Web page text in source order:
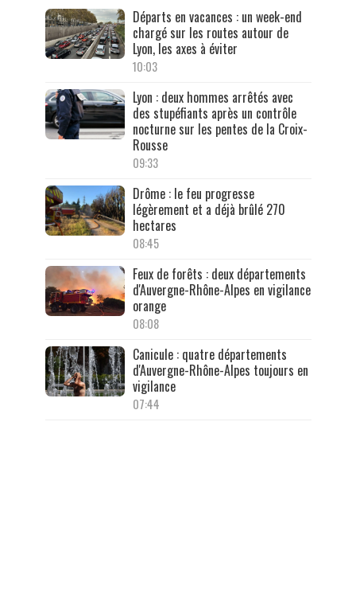
Départs en vacances : un week-end
chargé sur les routes autour de
Lyon, les axes à éviter
10:03
Lyon : deux hommes arrêtés avec
des stupéfiants après un contrôle
nocturne sur les pentes de la Croix-
Rousse
09:33
Drôme : le feu progresse
légèrement et a déjà brûlé 270
hectares
08:45
Feux de forêts : deux départements
d'Auvergne-Rhône-Alpes en vigilance
orange
08:08
Canicule : quatre départements
d'Auvergne-Rhône-Alpes toujours en
vigilance
07:44